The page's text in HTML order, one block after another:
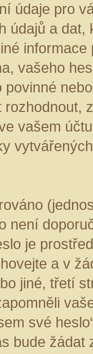
údaje pro
údajů a
informace
vašeho
povinné
vašem
není
je
a v
jiné, třetí
své
bude